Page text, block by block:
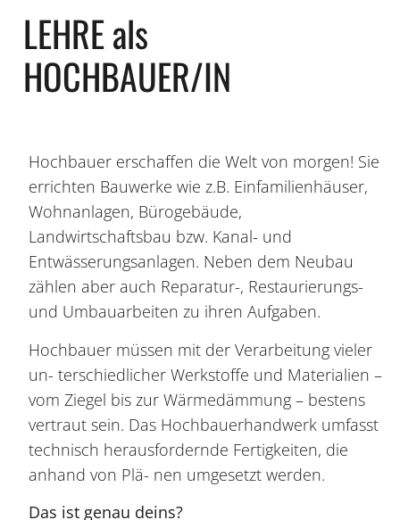
LEHRE als
HOCHBAUER/IN
Hochbauer erschaffen die Welt von morgen! Sie
errichten Bauwerke wie z.B. Einfamilienhäuser,
Wohnanlagen, Bürogebäude,
Landwirtschaftsbau bzw. Kanal- und
Entwässerungsanlagen. Neben dem Neubau
zählen aber auch Reparatur-, Restaurierungs-
und Umbauarbeiten zu ihren Aufgaben.
Hochbauer müssen mit der Verarbeitung vieler
un- terschiedlicher Werkstoffe und Materialien –
vom Ziegel bis zur Wärmedämmung – bestens
vertraut sein. Das Hochbauerhandwerk umfasst
technisch herausfordernde Fertigkeiten, die
anhand von Plä- nen umgesetzt werden.
Das ist genau deins?